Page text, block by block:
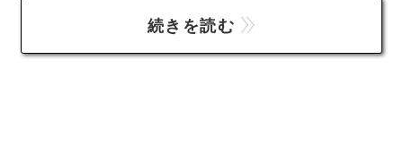
続きを読む